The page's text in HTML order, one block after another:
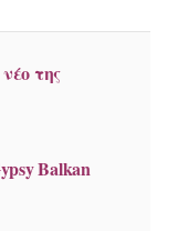
της
Balkan